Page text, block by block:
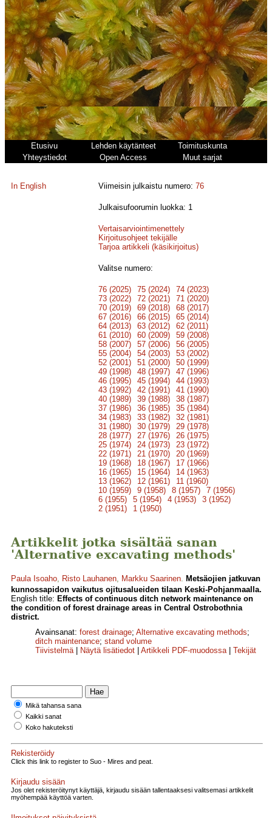
Etusivu Lehden käytänteet
Toimituskunta
Yhteystiedot
Open Access Muut sarjat
In English Viimeisin julkaistu numero:76
Julkaisufoorumin luokka: 1
Vertaisarviointimenettely
Kirjoitusohjeet tekijälle
Tarjoa artikkeli (käsikirjoitus)
Valitse numero:
76 (2025) 75 (2024)
74 (2023)
73 (2022)
72 (2021)
71 (2020)
70 (2019)
69 (2018)
68 (2017)
67 (2016)
66 (2015)
65 (2014)
64 (2013)
63 (2012)
62 (2011)
61 (2010)
60 (2009)
59 (2008)
58 (2007)
57 (2006)
56 (2005)
55 (2004)
54 (2003)
53 (2002)
52 (2001)
51 (2000)
50 (1999)
49 (1998)
48 (1997)
47 (1996)
46 (1995)
45 (1994)
44 (1993)
43 (1992)
42 (1991)
41 (1990)
40 (1989)
39 (1988)
38 (1987)
37 (1986)
36 (1985)
35 (1984)
34 (1983)
33 (1982)
32 (1981)
31 (1980)
30 (1979)
29 (1978)
28 (1977)
27 (1976)
26 (1975)
25 (1974)
24 (1973)
23 (1972)
22 (1971)
21 (1970)
20 (1969)
19 (1968)
18 (1967)
17 (1966)
16 (1965)
15 (1964)
14 (1963)
13 (1962)
12 (1961)
11 (1960)
10 (1959)
9 (1958) 8 (1957)
7 (1956)
6 (1955)
5 (1954) 4 (1953)
3 (1952)
2 (1951)
1 (1950)
Artikkelit jotka sisältää sanan
'Alternative excavating methods'
Paula Isoaho, Risto Lauhanen, Markku Saarinen. Metsäojien jatkuvan
kunnossapidon vaikutus ojitusalueiden tilaan Keski-Pohjanmaalla.
English title: Effects of continuous ditch network maintenance on
the condition of forest drainage areas in Central Ostrobothnia
district.
Avainsanat: forest drainage; Alternative excavating methods;
ditch maintenance; stand volume
Tiivistelmä| Näytä lisätiedot Artikkeli PDF-muodossa| Tekijät
Mikä tahansa sana
Kaikki sanat
Koko hakuteksti
Rekisteröidy
Click this link to register to Suo - Mires and peat.
Kirjaudu sisään
Jos olet rekisteröitynyt käyttäjä, kirjaudu sisään tallentaaksesi valitsemasi artikkelit
myöhempää käyttöä varten.